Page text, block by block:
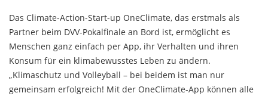
Das Climate-Action-Start-up OneClimate, das erstmals als
Partner beim DVV-Pokalfinale an Bord ist, ermöglicht es
Menschen ganz einfach per App, ihr Verhalten und ihren
Konsum für ein klimabewusstes Leben zu ändern.
„Klimaschutz und Volleyball – bei beidem ist man nur
gemeinsam erfolgreich! Mit der OneClimate-App können alle